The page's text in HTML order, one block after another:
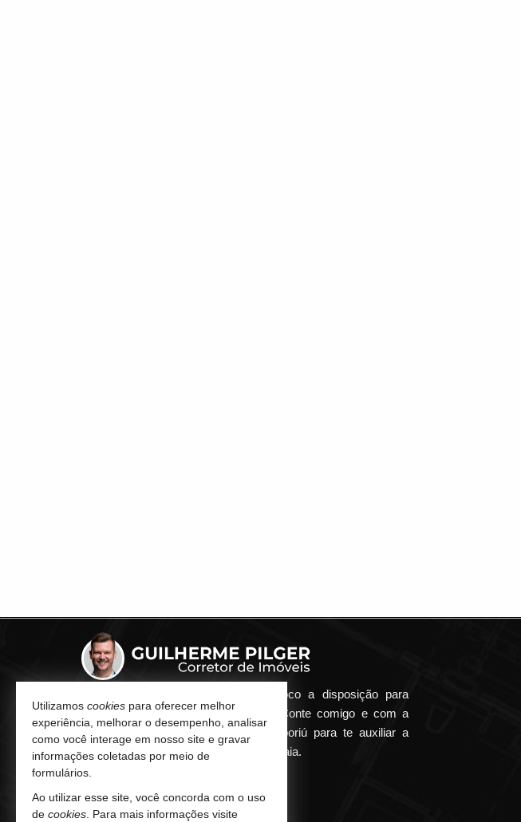
Qualquer dúvida que surgir me coloco a disposição para
atender de maneira ágil e eficiente. Conte comigo e com a
minha imobiliária em Balneário Camboriú para te auxiliar a
encontrar o seu imóvel ideal aqui na Praia.
(47) 9.9252-8080 (WhatsApp)
Utilizamos cookies para oferecer melhor
experiência, melhorar o desempenho, analisar
como você interage em nosso site e gravar
informações coletadas por meio de
formulários.
Ao utilizar esse site, você concorda com o uso
de cookies . Para mais informações visite